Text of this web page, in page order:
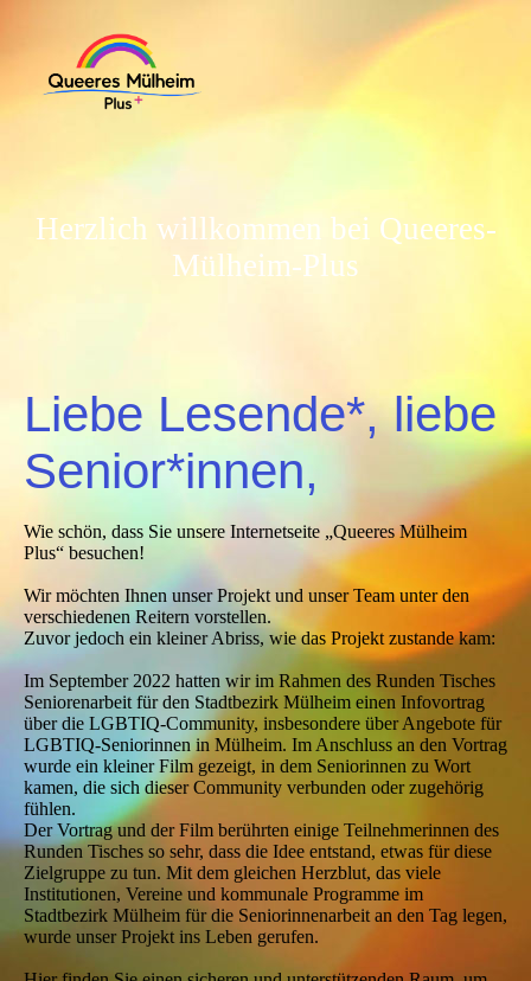
Herzlich willkommen bei Queeres-
Mülheim-Plus
Liebe Lesende*, liebe
Senior*innen,
Wie schön, dass Sie unsere Internetseite „Queeres Mülheim
Plus“ besuchen!
Wir möchten Ihnen unser Projekt und unser Team unter den
verschiedenen Reitern vorstellen.
Zuvor jedoch ein kleiner Abriss, wie das Projekt zustande kam:
Im September 2022 hatten wir im Rahmen des Runden Tisches
Seniorenarbeit für den Stadtbezirk Mülheim einen Infovortrag
über die LGBTIQ-Community, insbesondere über Angebote für
LGBTIQ-Seniorinnen in Mülheim. Im Anschluss an den Vortrag
wurde ein kleiner Film gezeigt, in dem Seniorinnen zu Wort
kamen, die sich dieser Community verbunden oder zugehörig
fühlen.
Der Vortrag und der Film berührten einige Teilnehmerinnen des
Runden Tisches so sehr, dass die Idee entstand, etwas für diese
Zielgruppe zu tun. Mit dem gleichen Herzblut, das viele
Institutionen, Vereine und kommunale Programme im
Stadtbezirk Mülheim für die Seniorinnenarbeit an den Tag legen,
wurde unser Projekt ins Leben gerufen.